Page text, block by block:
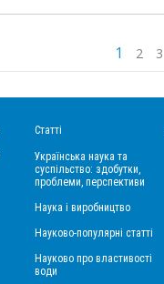
1 2 3
Статті
Українська наука та
суспільство: здобутки,
проблеми, перспективи
Наука і виробництво
Науково-популярні статті
Науково про властивості
води